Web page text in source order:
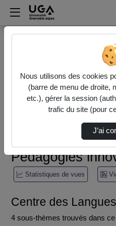
Bonjour, votre serveur vidéo a
en train de finaliser son
vidéos fonctionne (ne pas
actuel à la fin de votre
Pédagogies innovantes
Centre des Langues IDEX
Pédagogies
Statistiques de vues
Centre des
4 sous-thèmes trouvés dans
Nous utilisons des cookies
(barre de menu de droite,
etc.), gérer la session
trafic du site (pour
J’ai